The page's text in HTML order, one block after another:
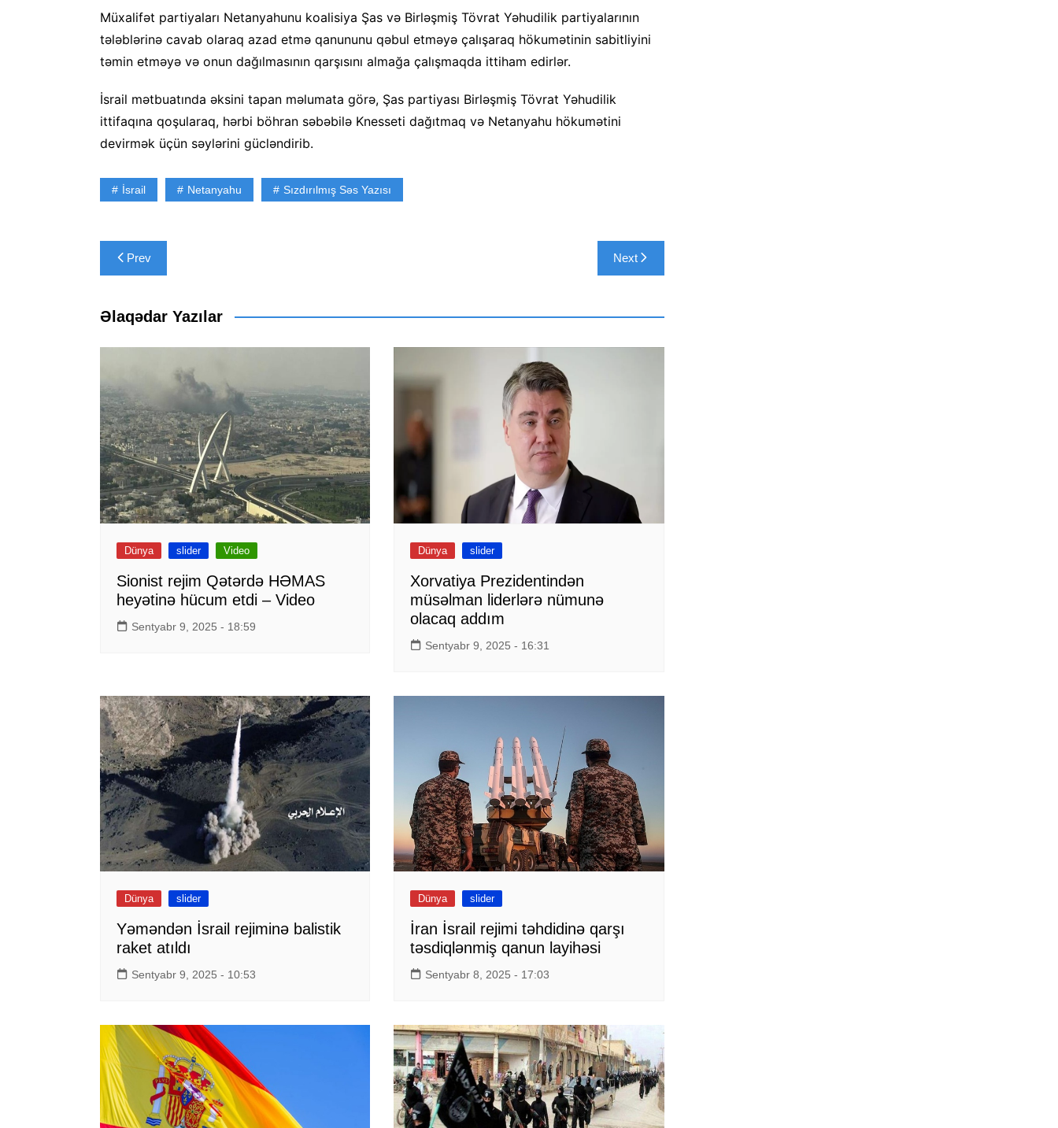
Müxalifət partiyaları Netanyahunu koalisiya Şas və Birləşmiş Tövrat Yəhudilik partiyalarının
tələblərinə cavab olaraq azad etmə qanununu qəbul etməyə çalışaraq hökumətinin sabitliyini
təmin etməyə və onun dağılmasının qarşısını almağa çalışmaqda ittiham edirlər.
İsrail mətbuatında əksini tapan məlumata görə, Şas partiyası Birləşmiş Tövrat Yəhudilik
ittifaqına qoşularaq, hərbi böhran səbəbilə Knesseti dağıtmaq və Netanyahu hökumətini
devirmək üçün səylərini gücləndirib.
İsrail Netanyahu Sızdırılmış Səs Yazısı
Yazı
naviqasiyası
Prev Next
Əlaqədar Yazılar
Dünya slider Video
Sionist rejim Qətərdə HƏMAS
heyətinə hücum etdi – Video
Sentyabr 9, 2025 - 18:59
Dünya slider
Xorvatiya Prezidentindən
müsəlman liderlərə nümunə
olacaq addım
Sentyabr 9, 2025 - 16:31
Dünya slider
Yəməndən İsrail rejiminə balistik
raket atıldı
Sentyabr 9, 2025 - 10:53
Dünya slider
İran İsrail rejimi təhdidinə qarşı
təsdiqlənmiş qanun layihəsi
Sentyabr 8, 2025 - 17:03